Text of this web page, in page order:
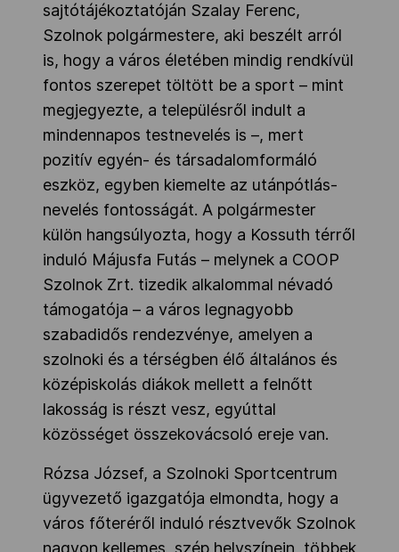
sajtótájékoztatóján Szalay Ferenc,
Szolnok polgármestere, aki beszélt arról
is, hogy a város életében mindig rendkívül
fontos szerepet töltött be a sport – mint
megjegyezte, a településről indult a
mindennapos testnevelés is –, mert
pozitív egyén- és társadalomformáló
eszköz, egyben kiemelte az utánpótlás-
nevelés fontosságát. A polgármester
külön hangsúlyozta, hogy a Kossuth térről
induló Májusfa Futás – melynek a COOP
Szolnok Zrt. tizedik alkalommal névadó
támogatója – a város legnagyobb
szabadidős rendezvénye, amelyen a
szolnoki és a térségben élő általános és
középiskolás diákok mellett a felnőtt
lakosság is részt vesz, egyúttal
közösséget összekovácsoló ereje van.
Rózsa József, a Szolnoki Sportcentrum
ügyvezető igazgatója elmondta, hogy a
város főteréről induló résztvevők Szolnok
nagyon kellemes, szép helyszínein, többek